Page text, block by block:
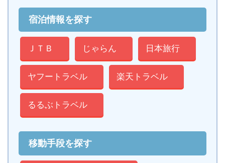
宿泊情報を探す
ＪＴＢ じゃらん 日本旅行
ヤフートラベル 楽天トラベル
るるぶトラベル
移動手段を探す